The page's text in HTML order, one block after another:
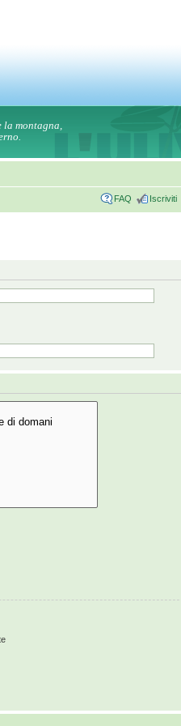
la montagna,
FAQ Iscriviti